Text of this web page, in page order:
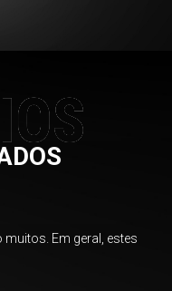
Em geral, estes